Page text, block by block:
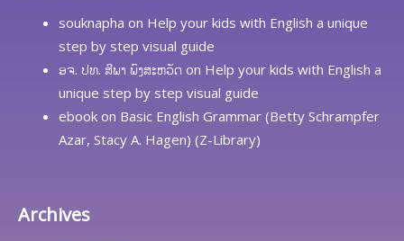
souknapha on Help your kids with English a unique
step by step visual guide
ອຈ. ປທ. ສີພາ ພົງສະຫວັດ on Help your kids with English a
unique step by step visual guide
ebook on Basic English Grammar (Betty Schrampfer
Azar, Stacy A. Hagen) (Z-Library)
Archives